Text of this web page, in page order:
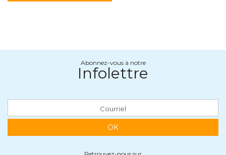
Abonnez-vous à notre
Infolettre
OK